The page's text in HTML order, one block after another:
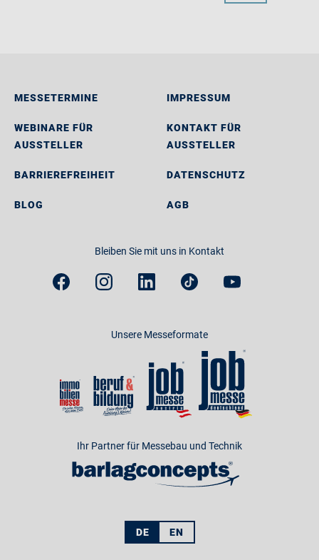
MESSETERMINE
WEBINARE FÜR
AUSSTELLER
BARRIEREFREIHEIT
BLOG
IMPRESSUM
KONTAKT FÜR
AUSSTELLER
DATENSCHUTZ
AGB
Bleiben Sie mit uns in Kontakt
Unsere Messeformate
Ihr Partner für Messebau und Technik
DE EN